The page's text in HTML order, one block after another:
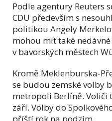
Podle agentury Reuters
CDU především s
politikou Angely
mohou mít také
v bavorských městech
Kromě Meklenburska-
se budou zemské volby
metropoli Berlíně. Voliči
září. Volby do